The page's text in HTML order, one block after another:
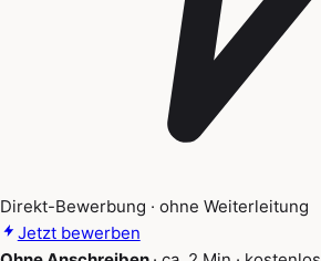
Direkt-Bewerbung · ohne Weiterleitung
Jetzt bewerben